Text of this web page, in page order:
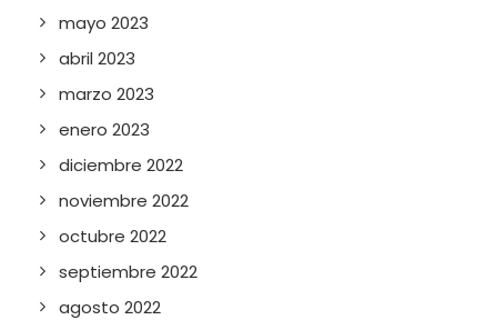
mayo 2023
abril 2023
marzo 2023
enero 2023
diciembre 2022
noviembre 2022
octubre 2022
septiembre 2022
agosto 2022